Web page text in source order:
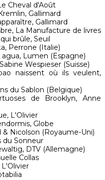
Cheval d'Août
Gallimard
Gallimard
La Manufacture de livres
brûle, Seuil
Perrone (Italie)
Lumen (Espagne)
Wespieser (Suisse)
naissent où ils veulent,
du Sablon (Belgique)
de Brooklyn, Anne
L'Olivier
Globe
Nicolson (Royaume-Uni)
du Sonneur
DTV (Allemagne)
Collas
L'Olivier